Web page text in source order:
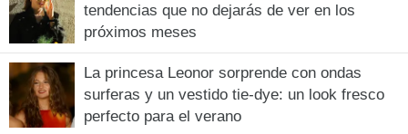
tendencias que no dejarás de ver en los
próximos meses
La princesa Leonor sorprende con ondas
surferas y un vestido tie-dye: un look fresco
perfecto para el verano